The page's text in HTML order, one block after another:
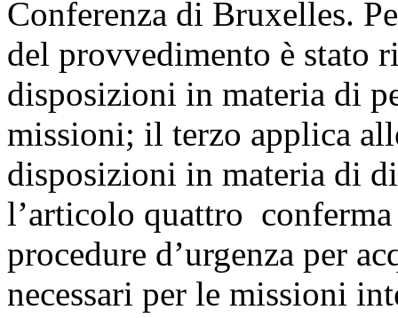
Conferenza di Bruxelles.
del provvedimento è stato
disposizioni in materia di
missioni; il terzo applica
disposizioni in materia di
l’articolo quattro
procedure d’urgenza per
necessari per le missioni